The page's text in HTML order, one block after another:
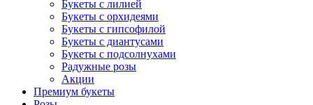
Букеты с лилией
Букеты с орхидеями
Букеты с гипсофилой
Букеты с диантусами
Букеты с подсолнухами
Радужные розы
Акции
Премиум букеты